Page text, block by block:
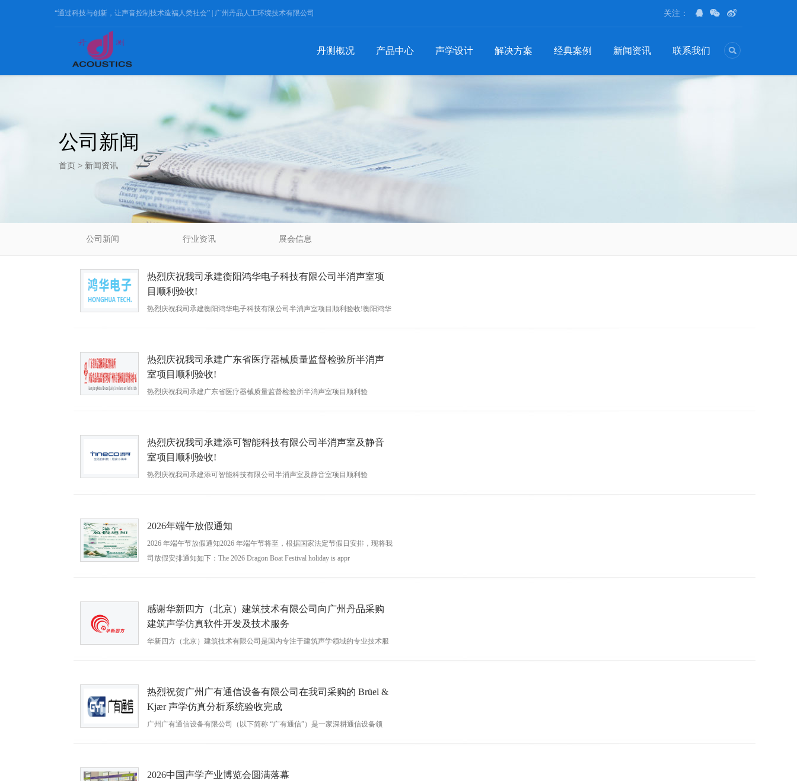
“通过科技与创新，让声音控制技术造福人类社会” | 广州丹品人工环境技术有限公司 关注：
丹测概况 产品中心 声学设计 解决方案 经典案例 新闻资讯 联系我们
公司新闻
首页 > 新闻资讯
公司新闻 行业资讯 展会信息
热烈庆祝我司承建衡阳鸿华电子科技有限公司半消声室项
目顺利验收!
热烈庆祝我司承建衡阳鸿华电子科技有限公司半消声室项目顺利验收!衡阳鸿华
时间：2026-07-30
热烈庆祝我司承建广东省医疗器械质量监督检验所半消声
室项目顺利验收!
热烈庆祝我司承建广东省医疗器械质量监督检验所半消声室项目顺利验
热烈庆祝我司承建添可智能科技有限公司半消声室及静音
室项目顺利验收!
热烈庆祝我司承建添可智能科技有限公司半消声室及静音室项目顺利验
2026年端午放假通知
2026 年端午节放假通知2026 年端午节将至，根据国家法定节假日安排，现将我
司放假安排通知如下：The 2026 Dragon Boat Festival holiday is appr
感谢华新四方（北京）建筑技术有限公司向广州丹品采购
建筑声学仿真软件开发及技术服务
华新四方（北京）建筑技术有限公司是国内专注于建筑声学领域的专业技术服
时间：2026-06-16
热烈祝贺广州广有通信设备有限公司在我司采购的 Brüel &
Kjær 声学仿真分析系统验收完成
广州广有通信设备有限公司（以下简称 “广有通信”）是一家深耕通信设备领
时间：2026-05-20
2026中国声学产业博览会圆满落幕